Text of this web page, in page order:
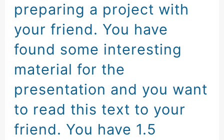
preparing a project with
your friend. You have
found some interesting
material for the
presentation and you want
to read this text to your
friend. You have 1.5